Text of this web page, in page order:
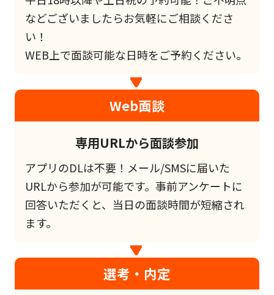
などございましたらお気軽にご相談くださ
い！
WEB上で面談可能な日時をご予約ください。
Web面談
専用URLから面談参加
アプリのDLは不要！メール/SMSに届いた
URLから参加が可能です。事前アンケートに
回答いただくと、当日の面談時間が短縮され
ます。
選考・内定